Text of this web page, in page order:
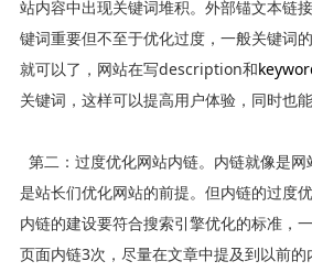
站内容中出现关键词堆积。外部锚文本链
键词重要但不至于优化过度，一般关键词
就可以了，网站在写description和
关键词，这样可以提高用户体验，同时也
第二：过度优化网站内链。内链就像是
是站长们优化网站的前提。但内链的过度
内链的建设要符合搜索引擎优化的标准，
页面内链3次，尽量在文章中提及到以前